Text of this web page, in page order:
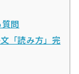
問
「読み方」完